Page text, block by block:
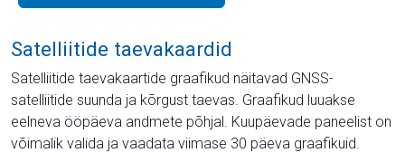
Satelliitide taevakaardid
Satelliitide taevakaartide graafikud näitavad GNSS-
satelliitide suunda ja kõrgust taevas. Graafikud luuakse
eelneva ööpäeva andmete põhjal. Kuupäevade paneelist on
võimalik valida ja vaadata viimase 30 päeva graafikuid.